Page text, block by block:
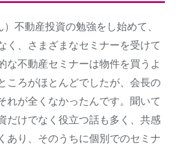
）不動産投資の勉強をし始めて、
く、さまざまなセミナーを受けて
な不動産セミナーは物件を買うよ
ころがほとんどでしたが、会長の
れが全くなかったんです。聞いて
だけでなく役立つ話も多く、共感
あり、そのうちに個別でのセミナ